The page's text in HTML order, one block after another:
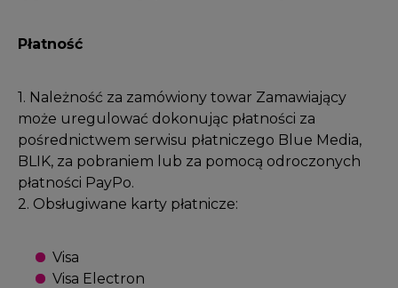
Płatność
1. Należność za zamówiony towar Zamawiający
może uregulować dokonując płatności za
pośrednictwem serwisu płatniczego Blue Media,
BLIK, za pobraniem lub za pomocą odroczonych
płatności PayPo.
2. Obsługiwane karty płatnicze:
Visa
Visa Electron